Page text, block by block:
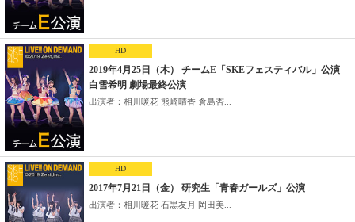
HD
2019年4月25日（木） チームE「SKEフェスティバル」公演
白雪希明 劇場最終公演
出演者：相川暖花 熊崎晴香 倉島杏...
HD
2017年7月21日（金） 研究生「青春ガールズ」公演
出演者：相川暖花 石黒友月 岡田美...